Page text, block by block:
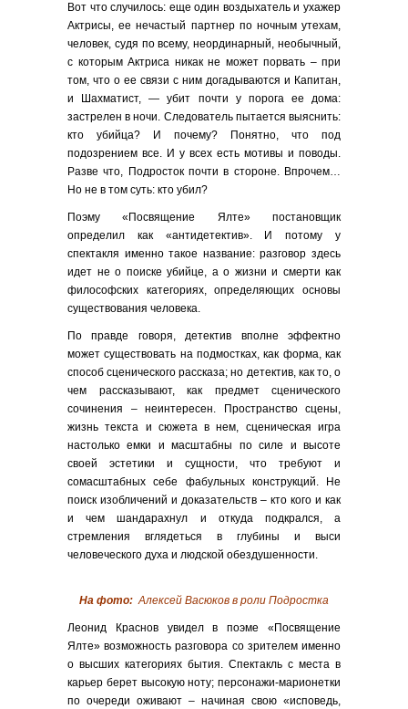
Вот что случилось: еще один воздыхатель и ухажер
Актрисы, ее нечастый партнер по ночным утехам,
человек, судя по всему, неординарный, необычный,
с которым Актриса никак не может порвать – при
том, что о ее связи с ним догадываются и Капитан,
и Шахматист, — убит почти у порога ее дома:
застрелен в ночи. Следователь пытается выяснить:
кто убийца? И почему? Понятно, что под
подозрением все. И у всех есть мотивы и поводы.
Разве что, Подросток почти в стороне. Впрочем…
Но не в том суть: кто убил?
Поэму «Посвящение Ялте» постановщик
определил как «антидетектив». И потому у
спектакля именно такое название: разговор здесь
идет не о поиске убийце, а о жизни и смерти как
философских категориях, определяющих основы
существования человека.
По правде говоря, детектив вполне эффектно
может существовать на подмостках, как форма, как
способ сценического рассказа; но детектив, как то, о
чем рассказывают, как предмет сценического
сочинения – неинтересен. Пространство сцены,
жизнь текста и сюжета в нем, сценическая игра
настолько емки и масштабны по силе и высоте
своей эстетики и сущности, что требуют и
сомасштабных себе фабульных конструкций. Не
поиск изобличений и доказательств – кто кого и как
и чем шандарахнул и откуда подкрался, а
стремления вглядеться в глубины и выси
человеческого духа и людской обездушенности.
На фото: Алексей Васюков в роли Подростка
Леонид Краснов увидел в поэме «Посвящение
Ялте» возможность разговора со зрителем именно
о высших категориях бытия. Спектакль с места в
карьер берет высокую ноту; персонажи-марионетки
по очереди оживают – начиная свою «исповедь,